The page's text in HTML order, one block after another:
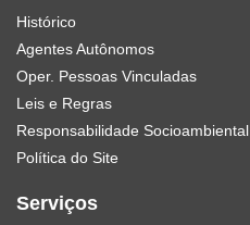
Histórico
Agentes Autônomos
Oper. Pessoas Vinculadas
Leis e Regras
Responsabilidade Socioambiental
Política do Site
Serviços